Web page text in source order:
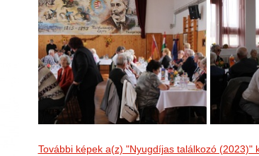
További képek a(z) "Nyugdíjas találkozó (2023)"